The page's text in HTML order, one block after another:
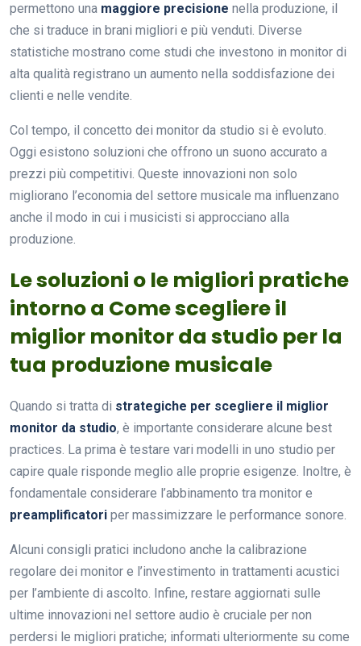
permettono una maggiore precisione nella produzione, il
che si traduce in brani migliori e più venduti. Diverse
statistiche mostrano come studi che investono in monitor di
alta qualità registrano un aumento nella soddisfazione dei
clienti e nelle vendite.
Col tempo, il concetto dei monitor da studio si è evoluto.
Oggi esistono soluzioni che offrono un suono accurato a
prezzi più competitivi. Queste innovazioni non solo
migliorano l’economia del settore musicale ma influenzano
anche il modo in cui i musicisti si approcciano alla
produzione.
Le soluzioni o le migliori pratiche
intorno a Come scegliere il
miglior monitor da studio per la
tua produzione musicale
Quando si tratta di strategiche per scegliere il miglior
monitor da studio, è importante considerare alcune best
practices. La prima è testare vari modelli in uno studio per
capire quale risponde meglio alle proprie esigenze. Inoltre, è
fondamentale considerare l’abbinamento tra monitor e
preamplificatori per massimizzare le performance sonore.
Alcuni consigli pratici includono anche la calibrazione
regolare dei monitor e l’investimento in trattamenti acustici
per l’ambiente di ascolto. Infine, restare aggiornati sulle
ultime innovazioni nel settore audio è cruciale per non
perdersi le migliori pratiche; informati ulteriormente su come